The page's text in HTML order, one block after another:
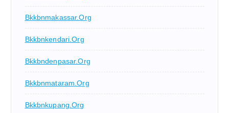
Bkkbnmakassar.org
Bkkbnkendari.org
Bkkbndenpasar.org
Bkkbnmataram.org
Bkkbnkupang.org